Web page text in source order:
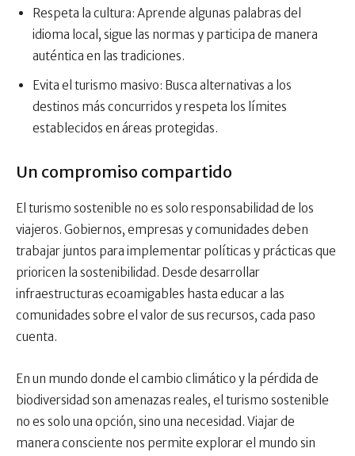
Respeta la cultura: Aprende algunas palabras del
idioma local, sigue las normas y participa de manera
auténtica en las tradiciones.
Evita el turismo masivo: Busca alternativas a los
destinos más concurridos y respeta los límites
establecidos en áreas protegidas.
Un compromiso compartido
El turismo sostenible no es solo responsabilidad de los
viajeros. Gobiernos, empresas y comunidades deben
trabajar juntos para implementar políticas y prácticas que
prioricen la sostenibilidad. Desde desarrollar
infraestructuras ecoamigables hasta educar a las
comunidades sobre el valor de sus recursos, cada paso
cuenta.
En un mundo donde el cambio climático y la pérdida de
biodiversidad son amenazas reales, el turismo sostenible
no es solo una opción, sino una necesidad. Viajar de
manera consciente nos permite explorar el mundo sin